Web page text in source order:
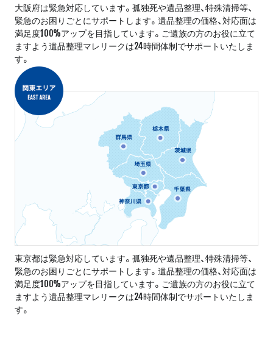
大阪府は緊急対応しています。孤独死や遺品整理、特殊清掃等、
緊急のお困りごとにサポートします。遺品整理の価格、対応面は
満足度100%アップを目指しています。ご遺族の方のお役に立て
ますよう遺品整理マレリークは24時間体制でサポートいたしま
す。
東京都は緊急対応しています。孤独死や遺品整理、特殊清掃等、
緊急のお困りごとにサポートします。遺品整理の価格、対応面は
満足度100%アップを目指しています。ご遺族の方のお役に立て
ますよう遺品整理マレリークは24時間体制でサポートいたしま
す。